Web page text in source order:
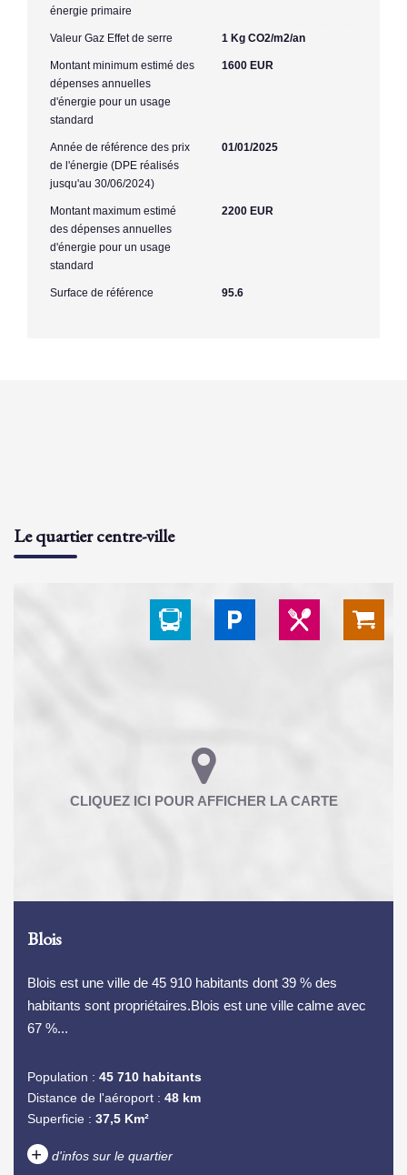
énergie primaire
Valeur Gaz Effet de serre 1 Kg CO2/m2/an
Montant minimum estimé des
dépenses annuelles
d'énergie pour un usage
standard
1600 EUR
Année de référence des prix
de l'énergie (DPE réalisés
jusqu'au 30/06/2024)
01/01/2025
Montant maximum estimé
des dépenses annuelles
d'énergie pour un usage
standard
2200 EUR
Surface de référence 95.6
Le quartier centre-ville
Blois
Blois est une ville de 45 910 habitants dont 39 % des
habitants sont propriétaires.Blois est une ville calme avec
67 %...
Population : 45 710 habitants
Distance de l'aéroport : 48 km
Superficie : 37,5 Km²
+ d'infos sur le quartier